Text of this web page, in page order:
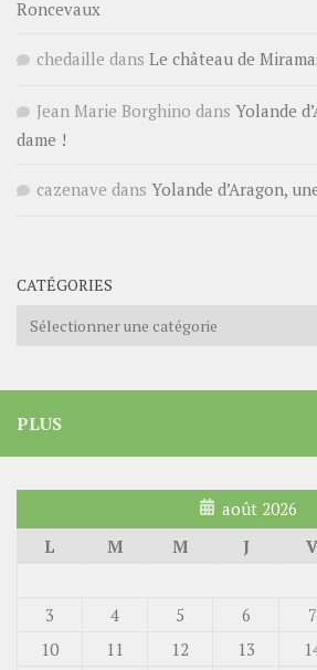
Roncevaux
chedaille dans Le château de
Jean Marie Borghino dans Yolande
dame !
cazenave dans Yolande d’Aragon,
CATÉGORIES
Catégories
PLUS
août 2026
L
M M J V
3
4 5 6 7
10
11 12 13